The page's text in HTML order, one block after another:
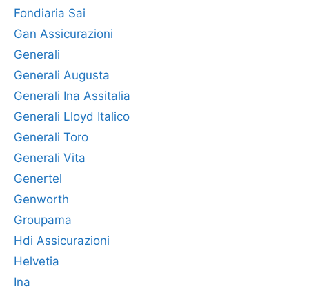
Fondiaria Sai
Gan Assicurazioni
Generali
Generali Augusta
Generali Ina Assitalia
Generali Lloyd Italico
Generali Toro
Generali Vita
Genertel
Genworth
Groupama
Hdi Assicurazioni
Helvetia
Ina